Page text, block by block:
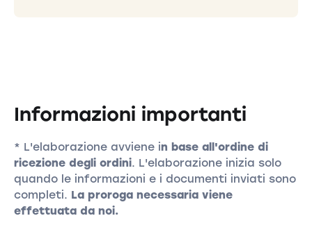
Informazioni importanti
* L'elaborazione avviene in base all'ordine di
ricezione degli ordini. L'elaborazione inizia solo
quando le informazioni e i documenti inviati sono
completi. La proroga necessaria viene
effettuata da noi.